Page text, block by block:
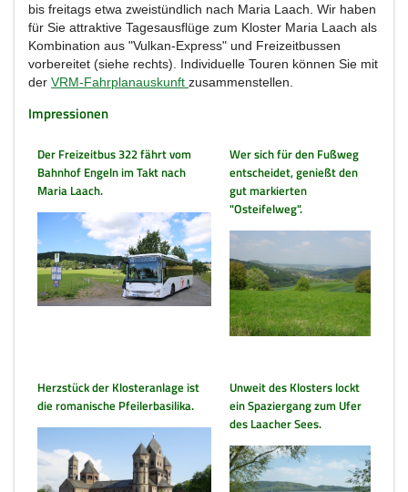
bis freitags etwa zweistündlich nach Maria Laach. Wir haben
für Sie attraktive Tagesausflüge zum Kloster Maria Laach als
Kombination aus "Vulkan-Express" und Freizeitbussen
vorbereitet (siehe rechts). Individuelle Touren können Sie mit
der VRM-Fahrplanauskunft zusammenstellen.
Impressionen
Der Freizeitbus 322 fährt vom
Bahnhof Engeln im Takt nach
Maria Laach.
Wer sich für den Fußweg
entscheidet, genießt den
gut markierten
"Osteifelweg".
Herzstück der Klosteranlage ist
die romanische Pfeilerbasilika.
Unweit des Klosters lockt
ein Spaziergang zum Ufer
des Laacher Sees.